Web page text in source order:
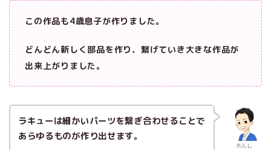
この作品も4歳息子が作りました。
どんどん新しく部品を作り、繋げていき大きな作品が
出来上がりました。
れんし
ラキューは細かいパーツを繋ぎ合わせることで
あらゆるものが作り出せます。